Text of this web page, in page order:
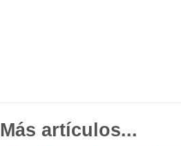
Más artículos...